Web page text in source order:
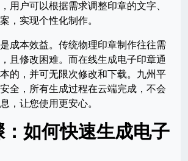
用户可以根据需求调整印章的文字、
，实现个性化制作。
成本效益。传统物理印章制作往往需
且修改困难。而在线生成电子印章通
的，并可无限次修改和下载。九州平
全，所有生成过程在云端完成，不会
，让您使用更安心。
如何快速生成电子